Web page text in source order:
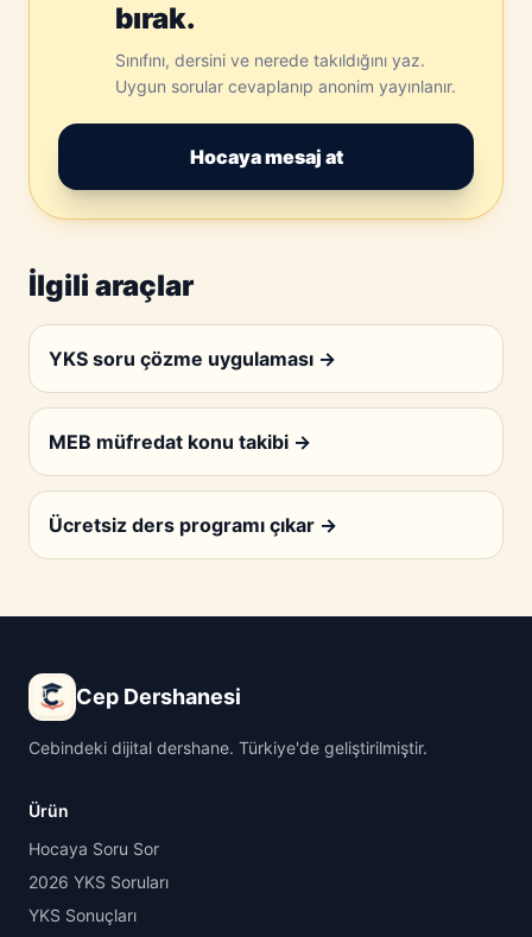
bırak.
Sınıfını, dersini ve nerede takıldığını yaz.
Uygun sorular cevaplanıp anonim yayınlanır.
Hocaya mesaj at
İlgili araçlar
YKS soru çözme uygulaması →
MEB müfredat konu takibi →
Ücretsiz ders programı çıkar →
Cep Dershanesi
Cebindeki dijital dershane. Türkiye'de geliştirilmiştir.
Ürün
Hocaya Soru Sor
2026 YKS Soruları
YKS Sonuçları